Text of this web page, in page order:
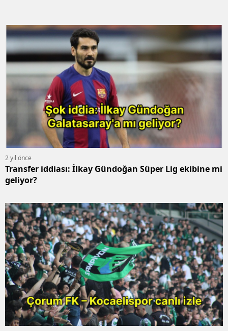
2 yıl önce
Transfer iddiası: İlkay Gündoğan Süper Lig ekibine mi
geliyor?